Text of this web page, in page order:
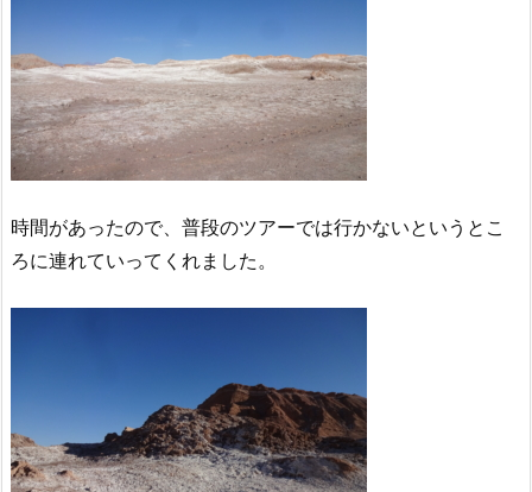
時間があったので、普段のツアーでは行かないというとこ
ろに連れていってくれました。